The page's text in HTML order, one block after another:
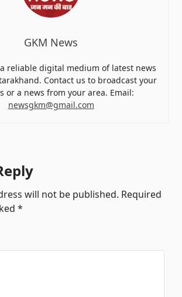
GKM News
reliable digital medium of latest news
Contact us to broadcast your
or a news from your area. Email:
newsgkm@gmail.com
will not be published. Required
*